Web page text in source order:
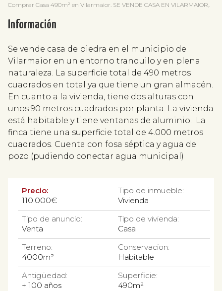
Comprar Casa 490m² en Vilarmaior. SE VENDE CASA EN VILARMAIOR,.
Información
Se vende casa de piedra en el municipio de
Vilarmaior en un entorno tranquilo y en plena
naturaleza. La superficie total de 490 metros
cuadrados en total ya que tiene un gran almacén.
En cuanto a la vivienda, tiene dos alturas con
unos 90 metros cuadrados por planta. La vivienda
está habitable y tiene ventanas de aluminio. La
finca tiene una superficie total de 4.000 metros
cuadrados. Cuenta con fosa séptica y agua de
pozo (pudiendo conectar agua municipal)
Precio:
110.000€
Tipo de inmueble:
Vivienda
Tipo de anuncio:
Venta
Tipo de vivienda:
Casa
Terreno:
4000m²
Conservacion:
Habitable
Antigüedad:
+ 100 años
Superficie:
490m²